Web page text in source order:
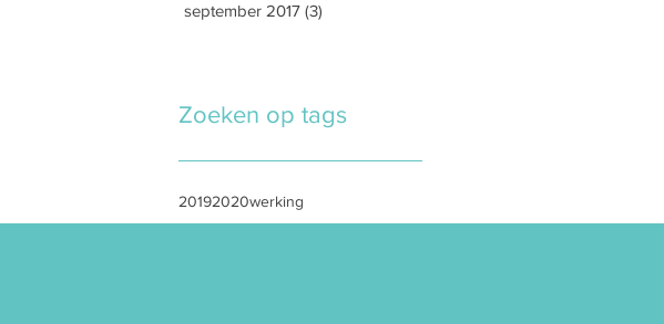
september 2017 (3)
Zoeken op tags
20192020werking